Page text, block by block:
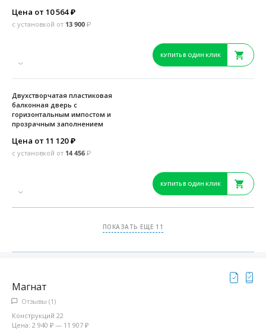
Цена от 10 564 ₽
с установкой от 13 900 ₽
КУПИТЬ В ОДИН КЛИК
Двухстворчатая пластиковая
балконная дверь с
горизонтальным импостом и
прозрачным заполнением
Цена от 11 120 ₽
с установкой от 14 456 ₽
КУПИТЬ В ОДИН КЛИК
ПОКАЗАТЬ ЕЩЕ 11
Магнат
Отзывы (1)
Конструкций 22
Цена: 2 940 ₽ — 11 907 ₽